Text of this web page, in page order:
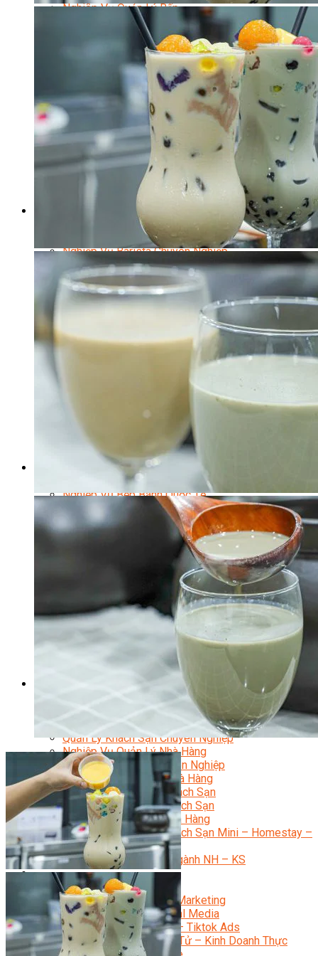
Nghiệp Vụ Quản Lý Bếp
Nghiệp Vụ Cấp Dưỡng
Nghiệp Vụ Bếp Phụ
Điểm Tâm Hồng Kông
Food Stylist
Bếp Gia Đình
Học Nấu Ăn Mở Quán
Chuyên Đề Bếp Nóng
Khởi Sự Kinh Doanh Ngành F&B
Khởi Sự Kinh Doanh Nhà Hàng
Bí Quyết Kinh Doanh và Vận Hành Mô Hình Ẩm
Thực
Video Dạy Nấu Ăn
Nghiệp Vụ Bar Trưởng
Nghiệp Vụ Bartender Chuyên Nghiệp
Nghiệp Vụ Barista Chuyên Nghiệp
Nghiệp Vụ Flair Bartending Chuyên Nghiệp
Nghiệp Vụ Pha Chế Đặc Biệt
Nghiệp Vụ Pha Chế Tổng Hợp
Nghiệp Vụ Quản Lý Bar
Cà Phê Pha Máy
Khởi Sự Kinh Doanh Cafe – Chuỗi Cafe
Bí Quyết Khởi Nghiệp Mô Hình Đồ Uống
Kinh Doanh Chuỗi Và Nhượng Quyền
Tiếng Anh Chuyên Ngành Pha Chế
Học Làm Kem
Học Pha Chế Trà Sữa
Chuyên Đề Pha Chế
Video Dạy Pha Chế
Nghiệp Vụ Bếp Trưởng Bếp Bánh
Nghiệp Vụ Bếp Bánh Quốc Tế
Nghiệp Vụ Quản Lý Bếp Bánh
Nghiệp Vụ Bánh Kem
Bánh Việt
Bánh Kinh Doanh
Handmade Mini Cake
Master Class
Bí Quyết Kinh Doanh Và Vận Hành Mô Hình Bánh
Chuyên Đề Bếp Bánh
Video Dạy Làm Bánh
Quản Trị Nhà Hàng Khách Sạn Quốc Tế
Nghiệp Vụ Quản Lý NH-KS
Quản Lý Nhà Hàng Chuyên Nghiệp
Quản Lý Khách Sạn Chuyên Nghiệp
Nghiệp Vụ Quản Lý Nhà Hàng
Nghiệp Vụ Lễ Tân Chuyên Nghiệp
Giám Đốc Điều Hành Nhà Hàng
Tiếng Anh Nhà Hàng Khách Sạn
Khởi Sự Kinh Doanh Khách Sạn
Khởi Sự Kinh Doanh Nhà Hàng
Khởi Sự Kinh Doanh Khách Sạn Mini – Homestay –
AirBnB
Kiến Thức & Kỹ Năng Ngành NH – KS
Marketing
Digital Marketing
Giám Đốc Digital Marketing
Chuyên Viên Social Media
Tiktok Marketing – Tiktok Ads
Thương Mại Điện Tử – Kinh Doanh Thực